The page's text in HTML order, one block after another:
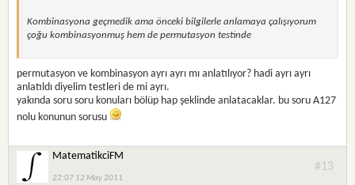
Kombinasyona geçmedik ama önceki bilgilerle anlamaya çalışıyorum
çoğu kombinasyonmuş hem de permutasyon testinde
permutasyon ve kombinasyon ayrı ayrı mı anlatılıyor? hadi ayrı ayrı
anlatıldı diyelim testleri de mi ayrı.
yakında soru soru konuları bölüp hap şeklinde anlatacaklar. bu soru A127
nolu konunun sorusu
MatematikciFM
22:07 12 May 2011
#13